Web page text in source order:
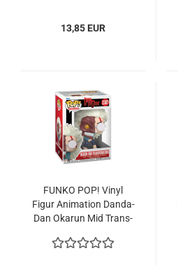
13,85 EUR
FUNKO POP! Vinyl
Figur Ani­ma­ti­on Dand­a­
Dan Oka­run Mid Trans­